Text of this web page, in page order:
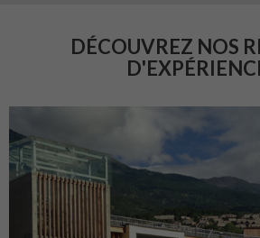
DÉCOUVREZ NOS